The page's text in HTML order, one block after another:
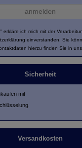
anmelden
erkläre ich mich mit der
einverstanden. Sie
hierzu finden Sie in
Sicherheit
mit
Versandkosten